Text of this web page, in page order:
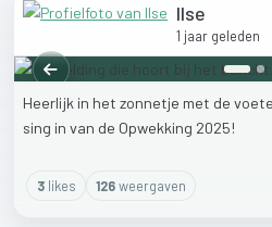
Ilse
1 jaar geleden
Vorige
Heerlijk in het zonnetje met de
sing in van de Opwekking 2025!
3likes 126weergaven